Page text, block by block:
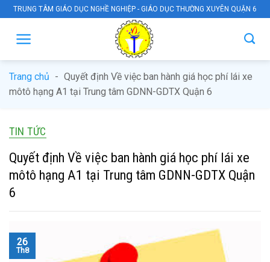
Skip
to
content
TRUNG TÂM GIÁO DỤC NGHỀ NGHIỆP - GIÁO DỤC THƯỜNG XUYÊN QUẬN 6
Trang chủ - Quyết định Về việc ban hành giá học phí lái xe
môtô hạng A1 tại Trung tâm GDNN-GDTX Quận 6
TIN TỨC
Quyết định Về việc ban hành giá học phí lái xe
môtô hạng A1 tại Trung tâm GDNN-GDTX Quận
6
26
Th8